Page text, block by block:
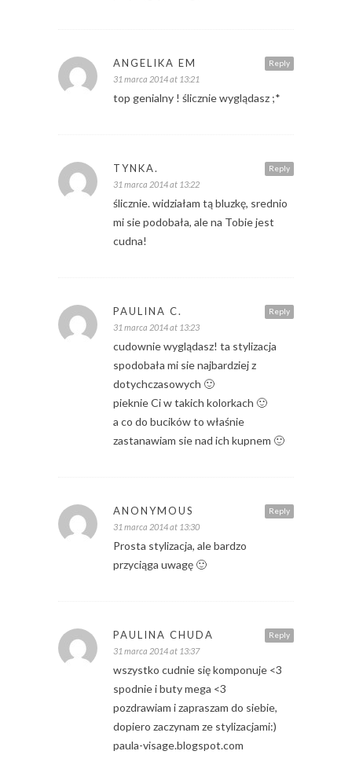
Reply
ANGELIKA EM
31 marca 2014 at 13:21
top genialny ! ślicznie wyglądasz ;*
Reply
TYNKA.
31 marca 2014 at 13:22
ślicznie. widziałam tą bluzkę, srednio
mi sie podobała, ale na Tobie jest
cudna!
Reply
PAULINA C.
31 marca 2014 at 13:23
cudownie wyglądasz! ta stylizacja
spodobała mi sie najbardziej z
dotychczasowych 🙂
pieknie Ci w takich kolorkach 🙂
a co do bucików to właśnie
zastanawiam sie nad ich kupnem 🙂
Reply
ANONYMOUS
31 marca 2014 at 13:30
Prosta stylizacja, ale bardzo
przyciąga uwagę 🙂
Reply
PAULINA CHUDA
31 marca 2014 at 13:37
wszystko cudnie się komponuje <3
spodnie i buty mega <3
pozdrawiam i zapraszam do siebie,
dopiero zaczynam ze stylizacjami:)
paula-visage.blogspot.com